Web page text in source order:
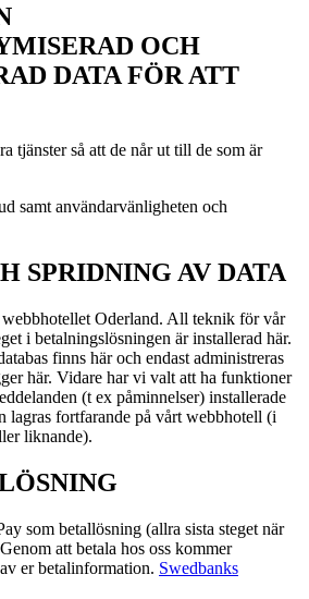
OCH
DATA FÖR ATT
tjänster så att de når ut till de som är
samt användarvänligheten och
SPRIDNING AV DATA
Oderland. All teknik för vår
i betalningslösningen är installerad här.
finns här och endast administreras
här. Vidare har vi valt att ha funktioner
(t ex påminnelser) installerade
lagras fortfarande på vårt webbhotell (i
liknande).
som betallösning (allra sista steget när
att betala hos oss kommer
er betalinformation. Swedbanks